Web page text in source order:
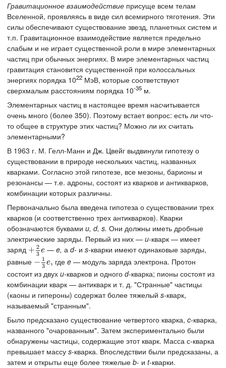
Гравитационное взаимодействие присуще всем телам
Вселенной, проявляясь в виде сил всемирного тяготения. Эти
силы обеспечивают существование звезд, планетных систем и
т.п. Гравитационное взаимодействие является предельно
слабым и не играет существенной роли в мире элементарных
частиц при обычных энергиях. В мире элементарных частиц
гравитация становится существенной при колоссальных
энергиях порядка 1022 МэВ, которые соответствуют
сверхмалым расстояниям порядка 10-35 м.
Элементарных частиц в настоящее время насчитывается
очень много (более 350). Поэтому встает вопрос: есть ли что-
то общее в структуре этих частиц? Можно ли их считать
элементарными?
В 1963 г. М. Гелл-Манн и Дж. Цвейг выдвинули гипотезу о
существовании в природе нескольких частиц, названных
кварками. Согласно этой гипотезе, все мезоны, барионы и
резонансы — т.е. адроны, состоят из кварков и антикварков,
комбинации которых различны.
Первоначально была введена гипотеза о существовании трех
кварков (и соответственно трех антикварков). Кварки
обозначаются буквами u, d, s. Они должны иметь дробные
электрические заряды. Первый из них — u-кварк — имеет
заряд + 2
3 e
+23e —e, аd- иs-кварки имеют одинаковые заряды,
равные − 1
3 e,
−13e, гдеe — модуль заряда электрона. Протон
состоит из двух u-кварков и одного d-кварка; пионы состоят из
комбинации кварк — антикварк и т. д. "Странные" частицы
(каоны и гипероны) содержат более тяжелый s-кварк,
называемый "странным".
Было предсказано существование четвертого кварка, c-кварка,
названного "очарованным". Затем экспериментально были
обнаружены частицы, содержащие этот кварк. Масса с-кварка
превышает массу s-кварка. Впоследствии были предсказаны, а
затем и открыты еще более тяжелые b- и t-кварки.